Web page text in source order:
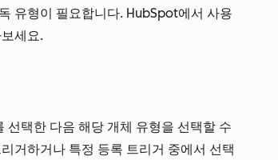
유형이 필요합니다. HubSpot에서 사용
세요.
택한 다음 해당 개체 유형을 선택할 수
거하거나 특정 등록 트리거 중에서 선택